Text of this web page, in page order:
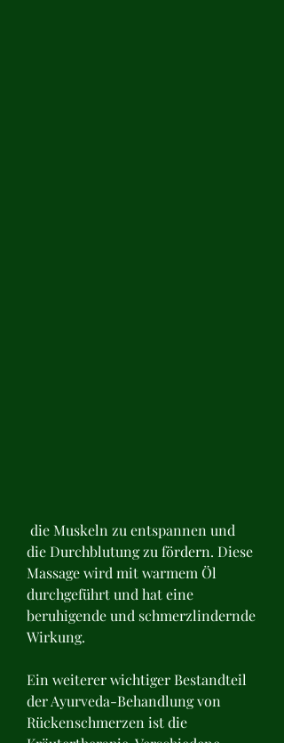
die Durchblutung zu fördern. Diese
Massage wird mit warmem Öl
durchgeführt und hat eine
beruhigende und schmerzlindernde
Wirkung.
Ein weiterer wichtiger Bestandteil
der Ayurveda-Behandlung von
Rückenschmerzen ist die